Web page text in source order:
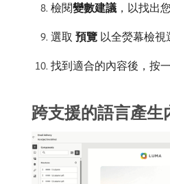
檢閱​變數建議 ，以找出
選取​ 預覽 以全熒幕檢視
找到適合的內容後，按
跨支援的語言產生